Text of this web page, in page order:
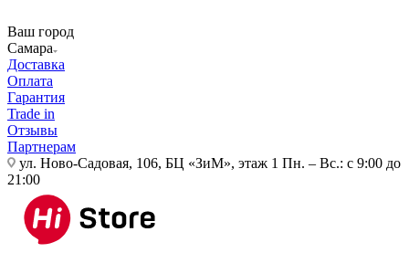
Ваш город
Самара
Доставка
Оплата
Гарантия
Trade in
Отзывы
Партнерам
ул. Ново-Садовая, 106, БЦ «ЗиМ», этаж 1 Пн. – Вс.: с 9:00 до
21:00